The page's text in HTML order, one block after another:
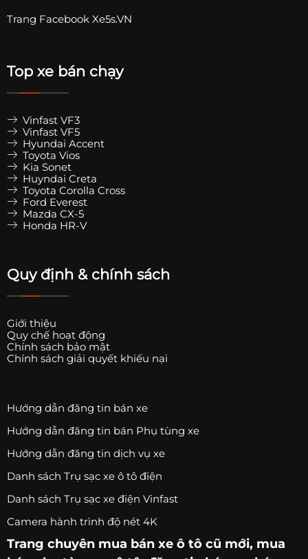
Trang Facebook Xe5s.VN
Top xe bán chạy
Vinfast VF3
Vinfast VF5
Hyundai Accent
Toyota Vios
Kia Sonet
Huyndai Creta
Toyota Corolla Cross
Ford Everest
Mazda CX-5
Honda HR-V
Quy định & chính sách
Giới thiệu
Quy chế hoạt động
Chính sách bảo mật
Chính sách giải quyết khiếu nại
Hướng dẫn đăng tin bán xe
Hướng dẫn đăng tin bán Phụ tùng xe
Hướng dẫn đăng tin dịch vụ xe
Danh sách Trụ sạc xe ô tô điện
Danh sách Trụ sạc xe điện Vinfast
Camera hành trình độ nét 4K
Trang chuyên mua bán xe ô tô cũ mới, mua